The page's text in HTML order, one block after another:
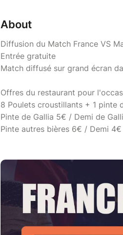
About
Diffusion du Match France VS
Entrée gratuite
Match diffusé sur grand écran
Offres du restaurant pour
8 Poulets croustillants + 1 pinte
Pinte de Gallia 5€ / Demi de
Pinte autres bières 6€ / Demi 4€